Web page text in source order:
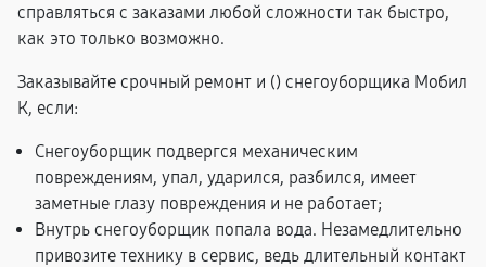
справляться с заказами любой сложности так быстро,
как это только возможно.
Заказывайте срочный ремонт и () снегоуборщика Мобил
К, если:
Снегоуборщик подвергся механическим
повреждениям, упал, ударился, разбился, имеет
заметные глазу повреждения и не работает;
Внутрь снегоуборщик попала вода. Незамедлительно
привозите технику в сервис, ведь длительный контакт